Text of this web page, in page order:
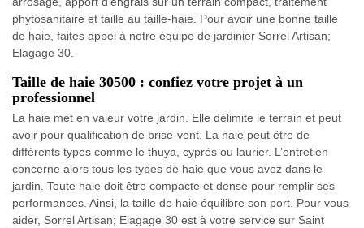
phytosanitaire et taille au taille-haie. Pour avoir une bonne taille
de haie, faites appel à notre équipe de jardinier Sorrel Artisan;
Elagage 30.
Taille de haie 30500 : confiez votre projet à un
professionnel
La haie met en valeur votre jardin. Elle délimite le terrain et peut
avoir pour qualification de brise-vent. La haie peut être de
différents types comme le thuya, cyprès ou laurier. L’entretien
concerne alors tous les types de haie que vous avez dans le
jardin. Toute haie doit être compacte et dense pour remplir ses
performances. Ainsi, la taille de haie équilibre son port. Pour vous
aider, Sorrel Artisan; Elagage 30 est à votre service sur Saint